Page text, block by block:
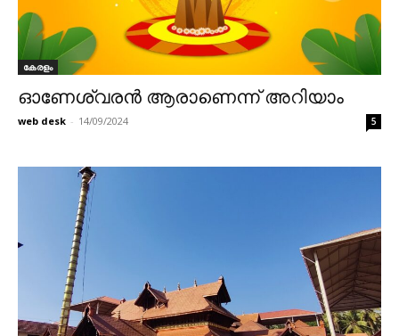
കേരളം
ഓണേശ്വരൻ ആരാണെന്ന് അറിയാം
web desk - 14/09/2024 5